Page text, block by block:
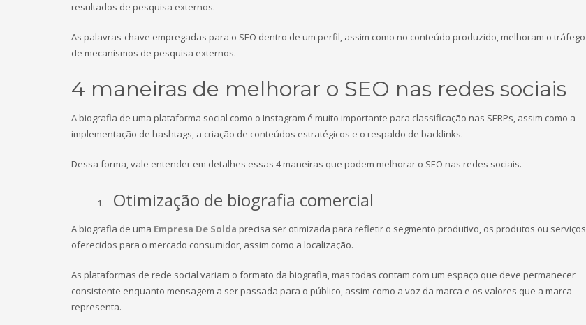
resultados de pesquisa externos.
As palavras-chave empregadas para o SEO dentro de um perfil, assim como no conteúdo produzido, melhoram o tráfego
de mecanismos de pesquisa externos.
4 maneiras de melhorar o SEO nas redes sociais
A biografia de uma plataforma social como o Instagram é muito importante para classificação nas SERPs, assim como a
implementação de hashtags, a criação de conteúdos estratégicos e o respaldo de backlinks.
Dessa forma, vale entender em detalhes essas 4 maneiras que podem melhorar o SEO nas redes sociais.
Otimização de biografia comercial
A biografia de uma Empresa De Solda precisa ser otimizada para refletir o segmento produtivo, os produtos ou serviços
oferecidos para o mercado consumidor, assim como a localização.
As plataformas de rede social variam o formato da biografia, mas todas contam com um espaço que deve permanecer
consistente enquanto mensagem a ser passada para o público, assim como a voz da marca e os valores que a marca
representa.